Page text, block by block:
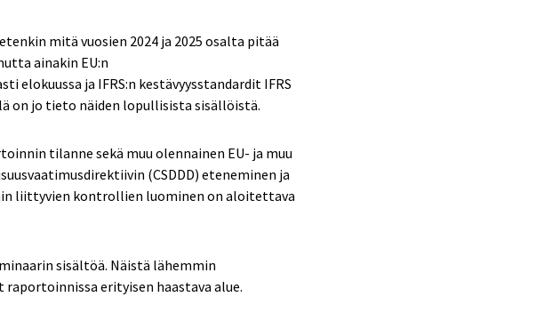
mitä vuosien 2024 ja 2025 osalta pitää
ainakin EU:n
elokuussa ja IFRS:n kestävyysstandardit IFRS
on jo tieto näiden lopullisista sisällöistä.
tilanne sekä muu olennainen EU- ja muu
(CSDDD) eteneminen ja
liittyvien kontrollien luominen on aloitettava
sisältöä. Näistä lähemmin
erityisen haastava alue.